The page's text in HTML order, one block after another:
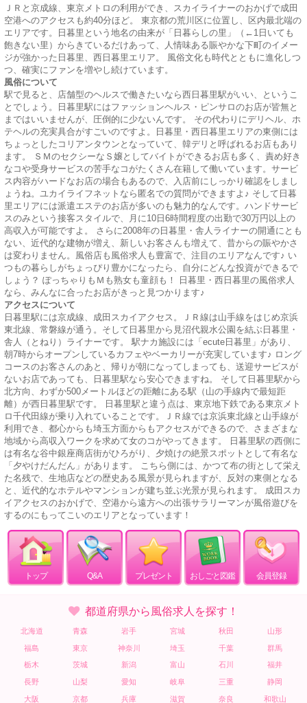
ＪＲと京成線、東京メトロの利用ができ、スカイライナーのおかげで成田
空港へのアクセスも約40分ほど。 東京都の荒川区に位置し、区内最北端の
エリアです。日暮里という地名の由来が「日暮らしの里」（←1日いても
飽きない里）からきているだけあって、人情味ある賑やかな下町のイメー
ジが強かった日暮里、西日暮里エリア。 風俗文化も時代とともに進化しつ
つ、確実にファンを増やし続けています。
風俗について
駅で見ると、店舗型のヘルスで働きたいなら西日暮里駅がいい、というこ
とでしょう。日暮里駅にはファッションヘルス・ピンサロのお店が皆無と
まではいいませんが、圧倒的に少ないんです。 その代わりにデリヘル、ホ
テヘルの充実具合がすごいのですよ。日暮里・西日暮里エリアの東側には
ちょっとしたコリアンタウンとなっていて、韓デリと呼ばれるお店もあり
ます。 ＳＭのセクシーなＳ嬢としてバイトができるお店も多く、責め好き
なコや受身サービスの苦手なコがたくさん在籍して働いています。サービ
ス内容がハードなお店の場合もあるので、入店前にしっかり確認をしまし
ょうね。ユカイライフネットなら匿名での質問ができますよ♪ そして日暮
里エリアには派遣エステのお店が多いのも魅力的なんです。ハンドサービ
スのみという接客スタイルで、月に10日6時間程度の出勤で30万円以上の
高収入が可能ですよ。 さらに2008年の日暮里・舎人ライナーの開通にとも
ない、近代的な建物が増え、新しいお客さんも増えて、昔からの賑やかさ
は変わりません。風俗店も風俗求人も豊富で、注目のエリアなんです♪ い
つもの暮らしがちょっぴり豊かになったら、自分にどんな投資ができるで
しょう？ ぽっちゃりもＭも熟女も童顔も！ 日暮里・西日暮里の風俗求人
なら、みんなに合ったお店がきっと見つかります♪
アクセスについて
日暮里駅には京成線、成田スカイアクセス。ＪＲ線は山手線をはじめ京浜
東北線、常磐線が通う。そして日暮里から見沼代親水公園を結ぶ日暮里・
舎人（とねり）ライナーです。 駅ナカ施設には「ecute日暮里」があり、
朝7時からオープンしているカフェやベーカリーが充実しています♪ ロング
コースのお客さんのあと、帰りが朝になってしまっても、送迎サービスが
ないお店であっても、日暮里駅なら安心できますね。 そして日暮里駅から
北方向、わずか500メートルほどの距離にある駅（山の手線内で最短距
離）が西日暮里駅です。 日暮里駅と違う点は、東京地下鉄である東京メト
ロ千代田線が乗り入れていることです。ＪＲ線では京浜東北線と山手線が
利用でき、都心からも埼玉方面からもアクセスができるので、さまざまな
地域から高収入ワークを求めて女のコがやってきます。 日暮里駅の西側に
は有名な谷中銀座商店街がひろがり、夕焼けの絶景スポットとして有名な
「夕やけだんだん」があります。 こちら側には、かつて布の街として栄え
た名残で、生地店などの歴史ある風景が見られますが、反対の東側となる
と、近代的なホテルやマンションが建ち並ぶ光景が見られます。 成田スカ
イアクセスのおかげで、空港から遠方への出張サラリーマンが風俗遊びを
するのにもってこいのエリアとなっています！
トップ Q&A プレゼント おしごと図鑑 会員登録
都道府県から風俗求人を探す！
北海道 青森 岩手 宮城 秋田 山形
福島 東京 神奈川 埼玉 千葉 群馬
栃木 茨城 新潟 富山 石川 福井
長野 山梨 愛知 岐阜 三重 静岡
大阪 京都 兵庫 滋賀 奈良 和歌山